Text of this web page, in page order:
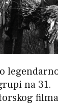
na 31.
filma